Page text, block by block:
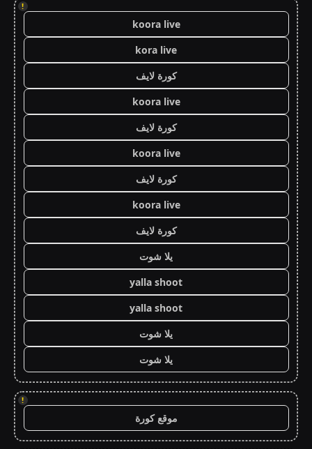
!
koora live
kora live
كورة لايف
koora live
كورة لايف
koora live
كورة لايف
koora live
كورة لايف
يلا شوت
yalla shoot
yalla shoot
يلا شوت
يلا شوت
!
موقع كورة